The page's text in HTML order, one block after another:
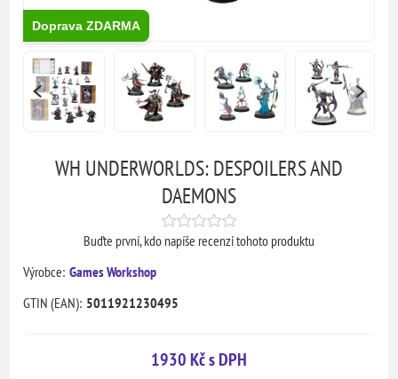
Doprava ZDARMA
WH UNDERWORLDS: DESPOILERS AND
DAEMONS
Buďte první, kdo napíše recenzi tohoto produktu
Výrobce: Games Workshop
GTIN (EAN): 5011921230495
1930 Kč s DPH